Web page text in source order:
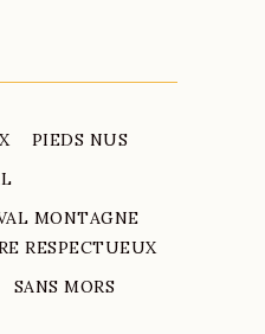
PIEDS NUS
MONTAGNE
RESPECTUEUX
SANS MORS